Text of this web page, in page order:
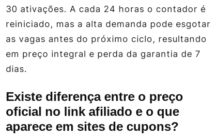
30 ativações. A cada 24 horas o contador é
reiniciado, mas a alta demanda pode esgotar
as vagas antes do próximo ciclo, resultando
em preço integral e perda da garantia de 7
dias.
Existe diferença entre o preço
oficial no link afiliado e o que
aparece em sites de cupons?